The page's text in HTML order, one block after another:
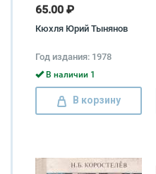
65.00 ₽
Кюхля Юрий Тынянов
Год издания: 1978
В наличии 1
В корзину